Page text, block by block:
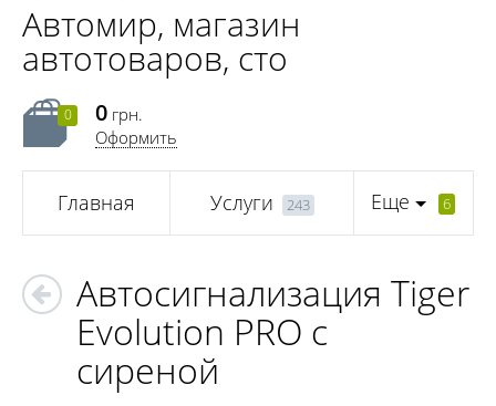
Автомир, магазин
автотоваров, сто
0 0 грн.
Оформить
Главная Услуги 243 Еще 6
Автосигнализация Tiger
Evolution PRO с
сиреной